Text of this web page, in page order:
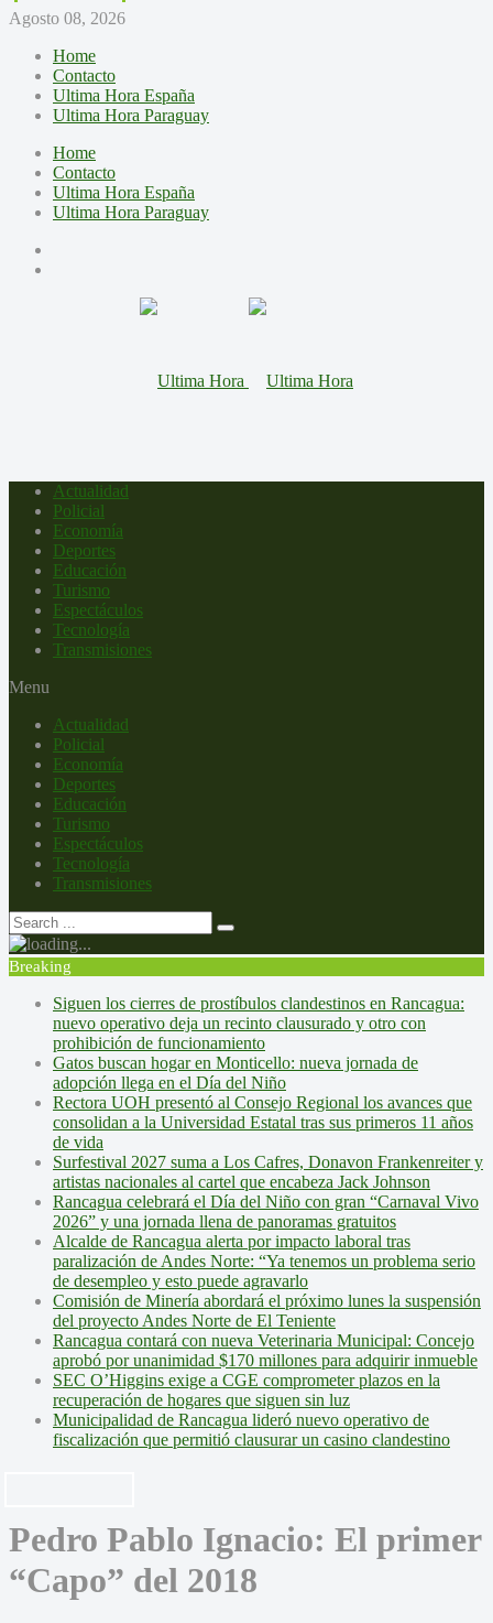
Agosto 08, 2026
Home
Contacto
Ultima Hora España
Ultima Hora Paraguay
Home
Contacto
Ultima Hora España
Ultima Hora Paraguay
Actualidad
Policial
Economía
Deportes
Educación
Turismo
Espectáculos
Tecnología
Transmisiones
Menu
Actualidad
Policial
Economía
Deportes
Educación
Turismo
Espectáculos
Tecnología
Transmisiones
Breaking
Siguen los cierres de prostíbulos clandestinos en Rancagua:
nuevo operativo deja un recinto clausurado y otro con
prohibición de funcionamiento
Gatos buscan hogar en Monticello: nueva jornada de
adopción llega en el Día del Niño
Rectora UOH presentó al Consejo Regional los avances que
consolidan a la Universidad Estatal tras sus primeros 11 años
de vida
Surfestival 2027 suma a Los Cafres, Donavon Frankenreiter y
artistas nacionales al cartel que encabeza Jack Johnson
Rancagua celebrará el Día del Niño con gran “Carnaval Vivo
2026” y una jornada llena de panoramas gratuitos
Alcalde de Rancagua alerta por impacto laboral tras
paralización de Andes Norte: “Ya tenemos un problema serio
de desempleo y esto puede agravarlo
Comisión de Minería abordará el próximo lunes la suspensión
del proyecto Andes Norte de El Teniente
Rancagua contará con nueva Veterinaria Municipal: Concejo
aprobó por unanimidad $170 millones para adquirir inmueble
SEC O’Higgins exige a CGE comprometer plazos en la
recuperación de hogares que siguen sin luz
Municipalidad de Rancagua lideró nuevo operativo de
fiscalización que permitió clausurar un casino clandestino
Pedro Pablo Ignacio: El primer
“Capo” del 2018